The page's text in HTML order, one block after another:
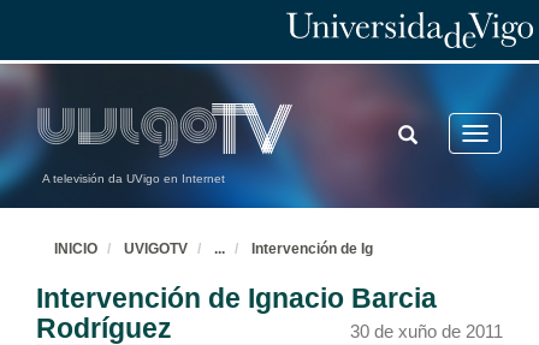
A televisión da UVigo en Internet
Toggle
TOGGLE
SEARCH
INICIO UVIGOTV ... Intervención de Ig
Intervención de Ignacio Barcia
Rodríguez
30 de xuño de 2011